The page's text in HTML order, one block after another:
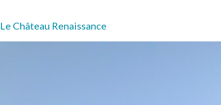
Le Château Renaissance